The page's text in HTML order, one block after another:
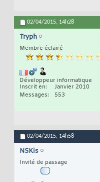
02/04/2015, 14h28
Tryph
Membre éclairé
Développeur informatique
Inscrit en
Janvier 2010
Messages
553
02/04/2015, 14h58
NSKis
Invité de passage